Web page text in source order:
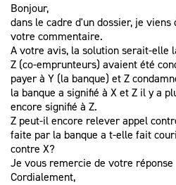
Bonjour,
dans le cadre d'un dossier, je
votre commentaire.
A votre avis, la solution serait-elle
Z (co-emprunteurs) avaient été
payer à Y (la banque) et Z
la banque a signifié à X et Z il y a
encore signifié à Z.
Z peut-il encore relever appel
faite par la banque a t-elle fait
contre X?
Je vous remercie de votre réponse
Cordialement,